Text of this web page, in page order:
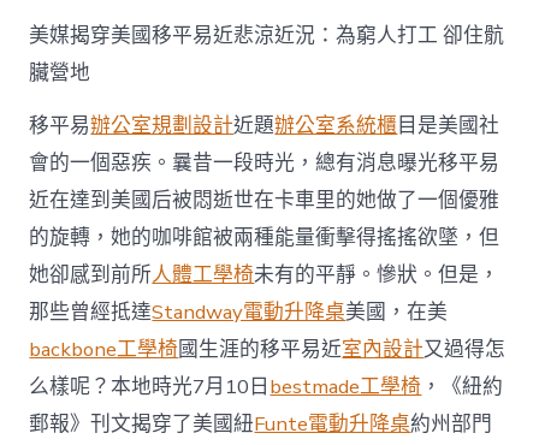
美
國
易
近
悲
涼
近
況：
為
窮
人
打
工
卻
億
嵐
美媒揭穿美國移平易近悲涼近況：為窮人打工 卻住骯
臟營地
移平易辦公室規劃設計近題辦公室系統櫃目是美國社
會的一個惡疾。曩昔一段時光，總有消息曝光移平易
近在達到美國后被悶逝世在卡車里的她做了一個優雅
的旋轉，她的咖啡館被兩種能量衝擊得搖搖欲墜，但
她卻感到前所人體工學椅未有的平靜。慘狀。但是，
那些曾經抵達Standway電動升降桌美國，在美
backbone工學椅國生涯的移平易近室內設計又過得怎
么樣呢？本地時光7月10日bestmade工學椅 ，《紐約
郵報》刊文揭穿了美國紐Funte電動升降桌約州部門